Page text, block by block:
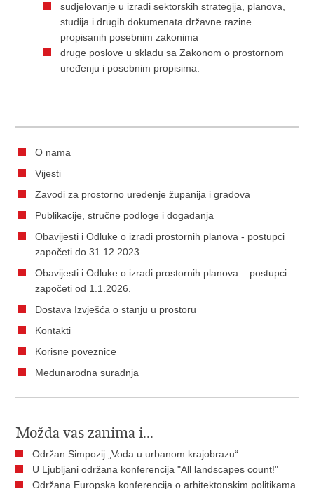
sudjelovanje u izradi sektorskih strategija, planova,
studija i drugih dokumenata državne razine
propisanih posebnim zakonima
druge poslove u skladu sa Zakonom o prostornom
uređenju i posebnim propisima.
O nama
Vijesti
Zavodi za prostorno uređenje županija i gradova
Publikacije, stručne podloge i događanja
Obavijesti i Odluke o izradi prostornih planova - postupci
započeti do 31.12.2023.
Obavijesti i Odluke o izradi prostornih planova – postupci
započeti od 1.1.2026.
Dostava Izvješća o stanju u prostoru
Kontakti
Korisne poveznice
Međunarodna suradnja
Možda vas zanima i...
Održan Simpozij „Voda u urbanom krajobrazu“
U Ljubljani održana konferencija "All landscapes count!"
Održana Europska konferencija o arhitektonskim politikama